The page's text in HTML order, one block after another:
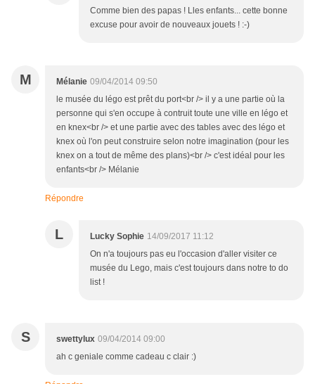
Comme bien des papas ! Lles enfants... cette bonne
excuse pour avoir de nouveaux jouets ! :-)
M Mélanie 09/04/2014 09:50
le musée du légo est prêt du port<br /> il y a une partie où la
personne qui s'en occupe à contruit toute une ville en légo et
en knex<br /> et une partie avec des tables avec des légo et
knex où l'on peut construire selon notre imagination (pour les
knex on a tout de même des plans)<br /> c'est idéal pour les
enfants<br /> Mélanie
Répondre
L Lucky Sophie 14/09/2017 11:12
On n'a toujours pas eu l'occasion d'aller visiter ce
musée du Lego, mais c'est toujours dans notre to do
list !
S swettylux 09/04/2014 09:00
ah c geniale comme cadeau c clair :)